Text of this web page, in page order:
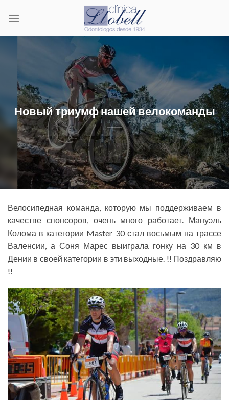
Новый триумф нашей велокоманды
Велосипедная команда, которую мы поддерживаем в
качестве спонсоров, очень много работает. Мануэль
Колома в категории Master 30 стал восьмым на трассе
Валенсии, а Соня Марес выиграла гонку на 30 км в
Дении в своей категории в эти выходные. !! Поздравляю
!!